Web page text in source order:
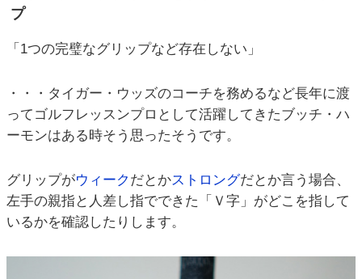
プ
「1つの完璧なグリップなど存在しない」
・・・タイガー・ウッズのコーチを務めるなど長年に渡
ってゴルフレッスンプロとして活躍してきたブッチ・ハ
ーモンはある時そう思ったそうです。
グリップがウィーク だとかストロングだとか言う場合、
左手の親指と人差し指でできた「Ｖ字」がどこを指して
いるかを確認したりします。